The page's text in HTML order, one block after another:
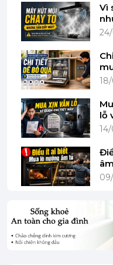
vi sử dụng và vệ
Hai chế độ tia
các chế độ xả
cầu sử dụng.
Hai đường nước
chỉnh nhiệt độ
phẩm.
Công nghệ trộn
nước êm ái, giảm
hiệu quả.
Thông số kỹ thuật
Khoảng cách từ
Đường kính
Vì
lỗ